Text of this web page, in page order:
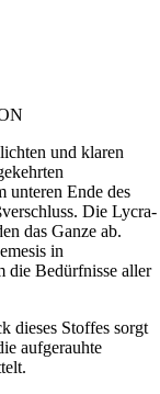
und klaren
unteren Ende des
Die Lycra-
das Ganze ab.
in
die Bedürfnisse aller
dieses Stoffes sorgt
aufgerauhte